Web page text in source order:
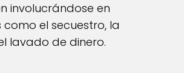
involucrándose en
el secuestro, la
lavado de dinero.